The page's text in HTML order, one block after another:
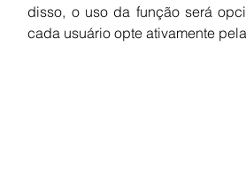
disso, o uso da função será
cada usuário opte ativamente